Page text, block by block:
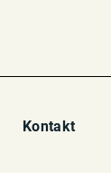
Kontakt